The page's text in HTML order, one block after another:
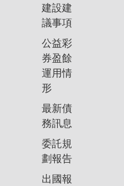
建設建
議事項
公益彩
券盈餘
運用情
形
最新債
務訊息
委託規
劃報告
出國報